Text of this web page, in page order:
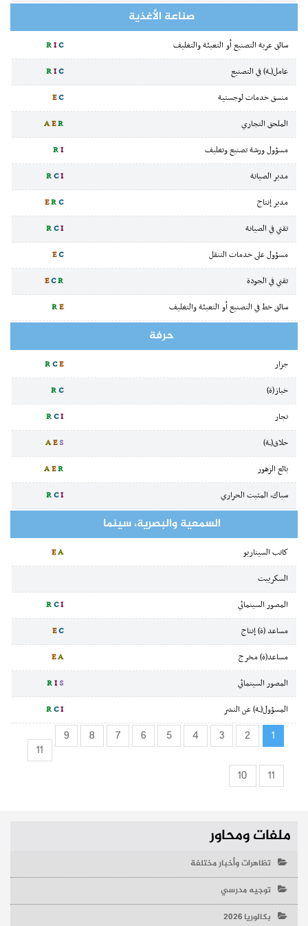
صناعة الأغذية
سائق عربة التصنيع أو التعبئة والتغليف RIC
عامل(ـة) في التصنيع
RIC
منسق خدمات لوجستية
EC
الملحق التجاري
AER
مسؤول ورشة تصنيع وتغليف
RI
مدير الصيانة
RCI
مدير إنتاج
ERC
تقني في الصيانة
RCI
مسؤول على خدمات التنقل
EC
تقني في الجودة
ECR
سائق خط في التصنيع أو التعبئة والتغليف
RE
حرفة
جزار RCE
خباز(ة)
RC
نجار
RCI
حلاق(ـة)
AES
بائع الزهور
AER
سباك، المثبت الحراري
RCI
السمعية والبصرية، سينما
كاتب السيناريو EA
السكريبت
المصور السينمائي
RCI
مساعد (ة) إنتاج
EC
مساعد(ة) مخرج
EA
المصور السينمائي
RIS
المسؤول(ـة) عن النشر
RCI
1
2
3
4
5
6
7
8
9
10 11
11
ملفات ومحاور
تظاهرات وأخبار مختلفة
توجيه مدرسي
بكالوريا 2026